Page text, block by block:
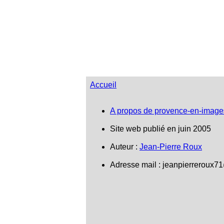
Accueil
A propos de provence-en-
Site web publié en juin 2005
Auteur : Jean-Pierre Roux
Adresse mail :